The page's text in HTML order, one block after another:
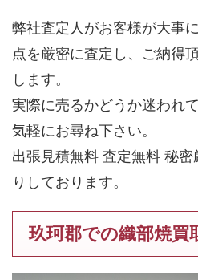
弊社査定人がお客様が大事
点を厳密に査定し、ご納得
します。
実際に売るかどうか迷われ
気軽にお尋ね下さい。
出張見積無料 査定無料 秘
りしております。
玖珂郡での織部焼買